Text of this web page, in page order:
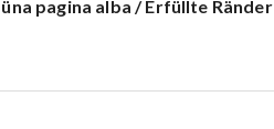
pagina alba / Erfüllte Ränder